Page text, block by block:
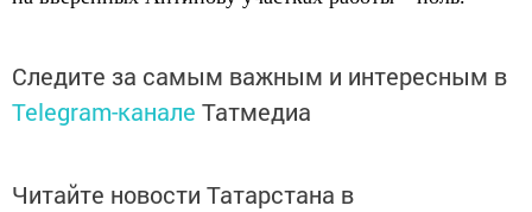
Следите за самым важным и интересным в
Telegram-канале Татмедиа
Читайте новости Татарстана в